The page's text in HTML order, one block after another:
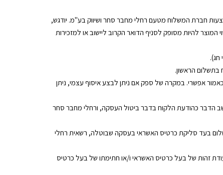
חברת המשלוח מטעם רחלי מחבר סחר ושיווק בע"מ. יודגש,
להיות מסופק לסניף הדואר הקרוב ליישוב או למזכירות
חג).
בתשלום הראשון.
אפשרי. במקרה של ספק אם ניתן לבצע איסוף עצמי, ניתן
האמור, ייחשב הדבר כהודעת הלקוח בדבר ביטול העסקה, ורחלי מחבר סחר
בעד סליקת כרטיס האשראי בעסקה שבוטלה, רשאית רחלי
זהות של בעל כרטיס האשראי ו/או חתימתו של בעל כרטיס